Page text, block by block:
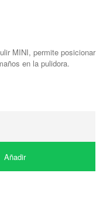
MINI, permite posicionar
en la pulidora.
Añadir